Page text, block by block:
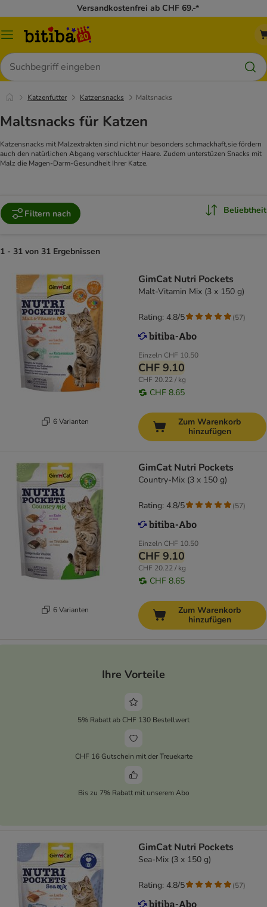
Versandkostenfrei ab CHF 69.-*
Menü
Suchen
Katzenfutter Katzensnacks Maltsnacks
Maltsnacks für Katzen
Katzensnacks mit Malzextrakten sind nicht nur besonders schmackhaft,sie fördern
auch den natürlichen Abgang verschluckter Haare. Zudem unterstüzen Snacks mit
Malz die Magen-Darm-Gesundheit Ihrer Katze.
Filtern nach Beliebtheit
1 - 31 von 31 Ergebnissen
6 Varianten
GimCat Nutri Pockets
Malt-Vitamin Mix (3 x 150 g)
Einzeln CHF 10.50
CHF 9.10
CHF 20.22 / kg
CHF 8.65
Rating: 4.8/5 (57)
Zum Warenkorb
hinzufügen
6 Varianten
GimCat Nutri Pockets
Country-Mix (3 x 150 g)
Einzeln CHF 10.50
CHF 9.10
CHF 20.22 / kg
CHF 8.65
Rating: 4.8/5 (57)
Zum Warenkorb
hinzufügen
Ihre Vorteile
5% Rabatt ab CHF 130 Bestellwert
CHF 16 Gutschein mit der Treuekarte
Bis zu 7% Rabatt mit unserem Abo
GimCat Nutri Pockets
Sea-Mix (3 x 150 g)
Rating: 4.8/5 (57)